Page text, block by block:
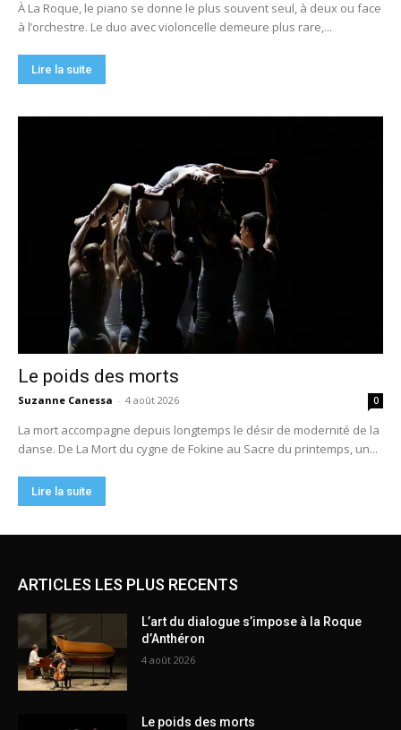
ARTICLES LES PLUS RECENTS
L’art du dialogue s’impose à la Roque
d’Anthéron
4 août 2026
Le poids des morts